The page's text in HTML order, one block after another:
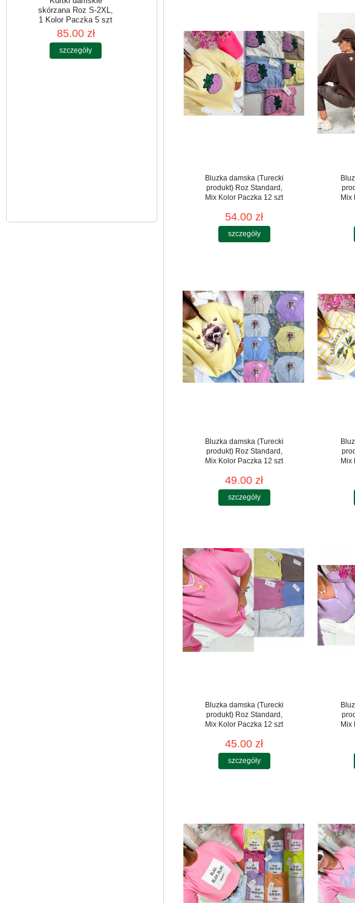
Kurtki damskie
skórzana Roz S-2XL,
Bluzka damska (Turecki
produkt) Roz Standard,
Mix Kolor Paczka 12 szt
54.00 zł
szczegóły
Mix
Bluzka damska (Turecki
produkt) Roz Standard,
Mix Kolor Paczka 12 szt
49.00 zł
szczegóły
Mix
Bluzka damska (Turecki
produkt) Roz Standard,
Mix Kolor Paczka 12 szt
45.00 zł
szczegóły
Mix